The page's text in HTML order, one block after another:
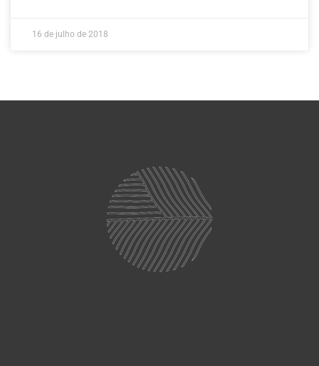
16 de julho de 2018